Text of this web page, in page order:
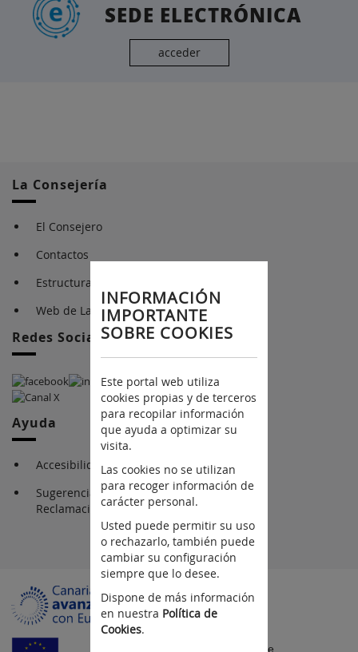
SEDE ELECTRÓNICA
acceder
La Consejería
El Consejero
Contactos
Estructura Orgánica
Web de La Consejería
Redes Sociales
Ayuda
Accesibilidad
Sugerencias y
Reclamaciones
Fondo Europeo de
INFORMACIÓN
IMPORTANTE
SOBRE COOKIES
Este portal web utiliza
cookies propias y de terceros
para recopilar información
que ayuda a optimizar su
visita.
Las cookies no se utilizan
para recoger información de
carácter personal.
Usted puede permitir su uso
o rechazarlo, también puede
cambiar su configuración
siempre que lo desee.
Dispone de más información
en nuestra Política de
Cookies.